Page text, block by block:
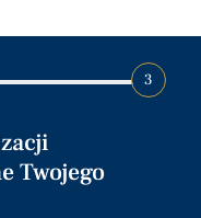
3
Twojego